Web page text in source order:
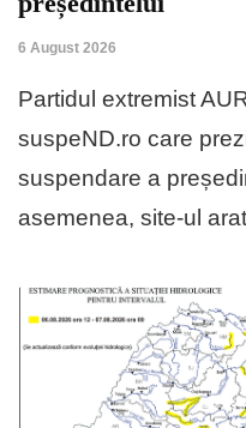
6 August 2026
Partidul extremist
suspeND.ro care
suspendare a
asemenea, site-ul